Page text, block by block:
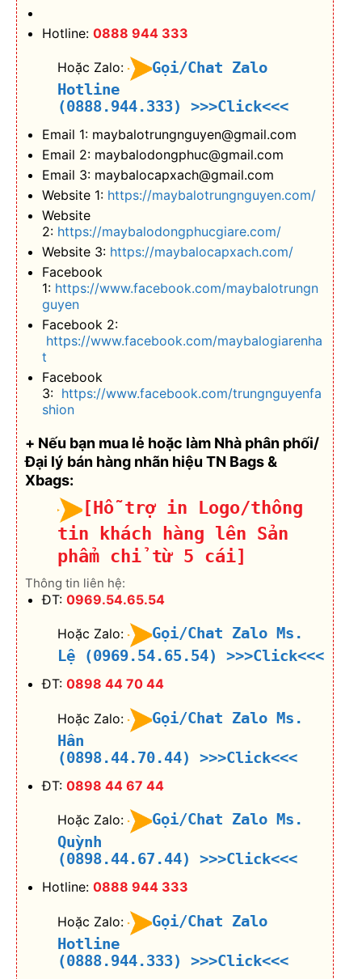
Hotline: 0888 944 333
Hoặc Zalo:
Gọi/Chat Zalo
Hotline
(0888.944.333)
>>>Click<<<
Email 1: maybalotrungnguyen@gmail.com
Email 2: maybalodongphuc@gmail.com
Email 3: maybalocapxach@gmail.com
Website 1: https://maybalotrungnguyen.com/
Website
2: https://maybalodongphucgiare.com/
Website 3: https://maybalocapxach.com/
Facebook
1: https://www.facebook.com/maybalotrungn
guyen
Facebook 2:
https://www.facebook.com/maybalogiarenha
t
Facebook
3: https://www.facebook.com/trungnguyenfa
shion
+ Nếu bạn mua lẻ hoặc làm Nhà phân phối/
Đại lý bán hàng nhãn hiệu TN Bags &
Xbags:
[Hỗ trợ in Logo/thông
tin khách hàng lên Sản
phẩm chỉ từ 5 cái]
Thông tin liên hệ:
ĐT: 0969.54.65.54
Hoặc Zalo:
Gọi/Chat Zalo Ms.
Lệ (0969.54.65.54)
>>>Click<<<
ĐT: 0898 44 70 44
Hoặc Zalo:
Gọi/Chat Zalo Ms.
Hân
(0898.44.70.44)
>>>Click<<<
ĐT: 0898 44 67 44
Hoặc Zalo:
Gọi/Chat Zalo Ms.
Quỳnh
(0898.44.67.44)
>>>Click<<<
Hotline: 0888 944 333
Hoặc Zalo:
Gọi/Chat Zalo
Hotline
(0888.944.333)
>>>Click<<<